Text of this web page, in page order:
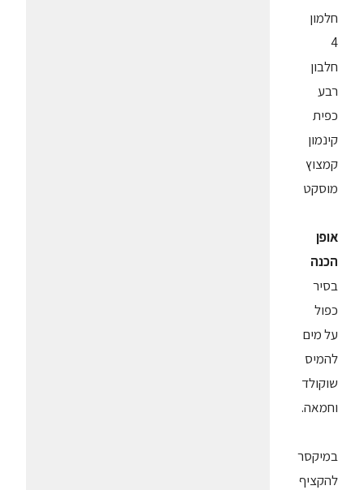
חלמון
4
חלבון
רבע
כפית
קינמון
קמצוץ
מוסקט
אופן
הכנה
בסיר
כפול
על מים
להמיס
שוקולד
וחמאה.
במיקסר
להקציף